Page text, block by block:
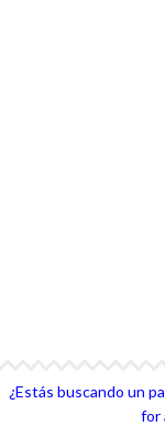
¿Estás buscando un
for